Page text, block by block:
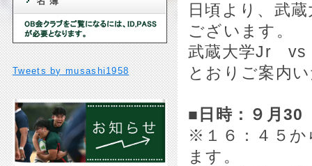
日頃より、武
ございます。
武蔵大学Jr vs
とおりご案内
■日時： ９月
※１６：４５か
ます。
Tweets by musashi1958